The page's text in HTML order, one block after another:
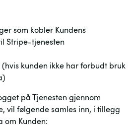
som kobler Kundens
Stripe-tjenesten
kunden ikke har forbudt bruk
på Tjenesten gjennom
vil følgende samles inn, i tillegg
om Kunden: